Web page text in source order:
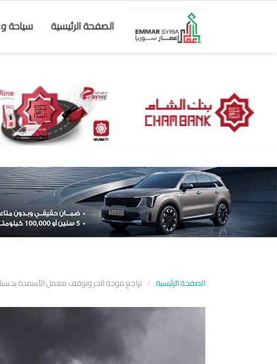
الصفحة الرئيسية سياحة
الصفحة الرئيسية تراجع موجة الحر وتوقف معمل الأسمدة